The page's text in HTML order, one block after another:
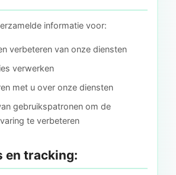
informatie voor:
verbeteren van onze diensten
verwerken
met u over onze diensten
gebruikspatronen om de
te verbeteren
en tracking: